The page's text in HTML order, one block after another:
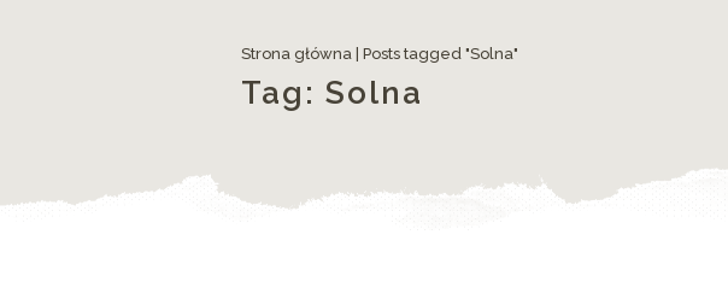
Strona główna Posts tagged "Solna"
Tag: Solna